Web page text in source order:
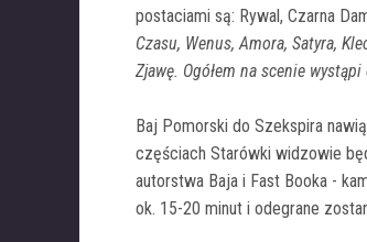
postaciami są: Rywal, Czarna
Czasu, Wenus, Amora, Satyra,
Zjawę. Ogółem na scenie
Baj Pomorski do Szekspira
częściach Starówki widzowie
autorstwa Baja i Fast Booka -
ok. 15-20 minut i odegrane